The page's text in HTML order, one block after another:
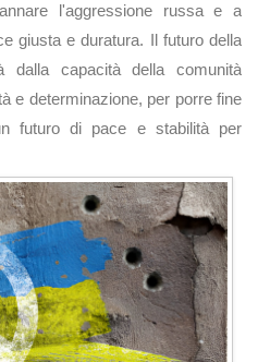
l'aggressione russa e a
giusta e duratura. Il futuro della
dalla capacità della comunità
e determinazione, per porre fine
futuro di pace e stabilità per